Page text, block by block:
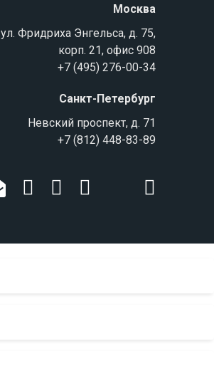
Москва
ул. Фридриха Энгельса, д. 75,
корп. 21, офис 908
+7 (495) 276-00-34
Санкт-Петербург
Невский проспект, д. 71
+7 (812) 448-83-89